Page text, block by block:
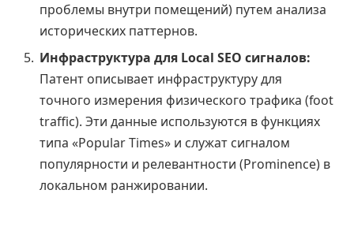
проблемы внутри помещений) путем анализа
исторических паттернов.
Инфраструктура для Local SEO сигналов:
Патент описывает инфраструктуру для
точного измерения физического трафика (foot
traffic). Эти данные используются в функциях
типа «Popular Times» и служат сигналом
популярности и релевантности (Prominence) в
локальном ранжировании.